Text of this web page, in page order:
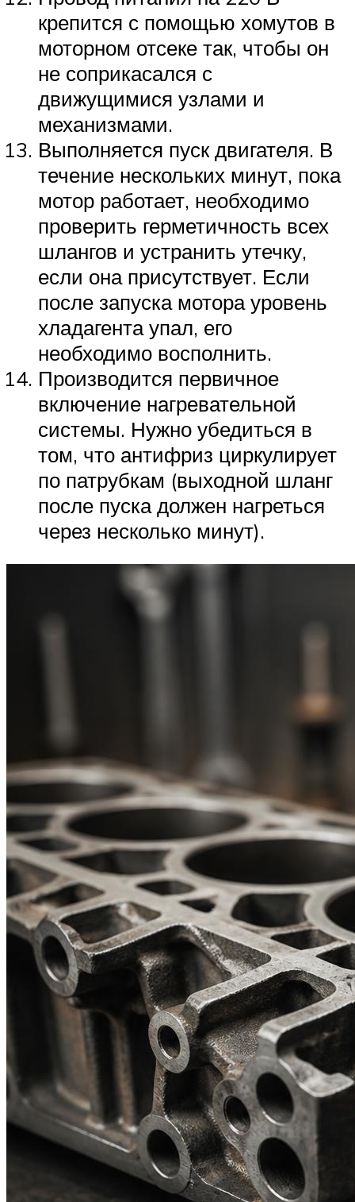
крепится с помощью хомутов в
моторном отсеке так, чтобы он
не соприкасался с
движущимися узлами и
механизмами.
Выполняется пуск двигателя. В
течение нескольких минут, пока
мотор работает, необходимо
проверить герметичность всех
шлангов и устранить утечку,
если она присутствует. Если
после запуска мотора уровень
хладагента упал, его
необходимо восполнить.
Производится первичное
включение нагревательной
системы. Нужно убедиться в
том, что антифриз циркулирует
по патрубкам (выходной шланг
после пуска должен нагреться
через несколько минут).